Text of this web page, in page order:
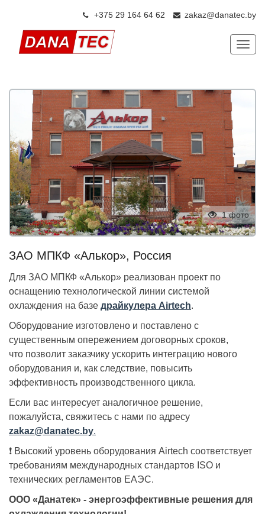
+375 29 164 64 62 zakaz@danatec.by
1 фото
ЗАО МПКФ «Алькор», Россия
Для ЗАО МПКФ «Алькор» реализован проект по
оснащению технологической линии системой
охлаждения на базе драйкулера Airtech.
Оборудование изготовлено и поставлено с
существенным опережением договорных сроков,
что позволит заказчику ускорить интеграцию нового
оборудования и, как следствие, повысить
эффективность производственного цикла.
Если вас интересует аналогичное решение,
пожалуйста, свяжитесь с нами по адресу
zakaz@danatec.by.
❗ Высокий уровень оборудования Airtech соответствует
требованиям международных стандартов ISO и
технических регламентов ЕАЭС.
ООО «Данатек» - энергоэффективные решения для